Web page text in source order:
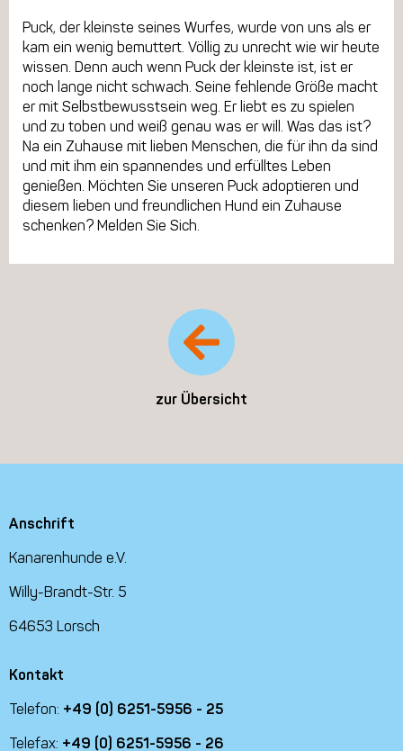
Puck, der kleinste seines Wurfes, wurde von uns als er
kam ein wenig bemuttert. Völlig zu unrecht wie wir heute
wissen. Denn auch wenn Puck der kleinste ist, ist er
noch lange nicht schwach. Seine fehlende Größe macht
er mit Selbstbewusstsein weg. Er liebt es zu spielen
und zu toben und weiß genau was er will. Was das ist?
Na ein Zuhause mit lieben Menschen, die für ihn da sind
und mit ihm ein spannendes und erfülltes Leben
genießen. Möchten Sie unseren Puck adoptieren und
diesem lieben und freundlichen Hund ein Zuhause
schenken? Melden Sie Sich.
zur Übersicht
Anschrift
Kanarenhunde e.V.
Willy-Brandt-Str. 5
64653 Lorsch
Kontakt
Telefon: +49 (0) 6251-5956 - 25
Telefax: +49 (0) 6251-5956 - 26